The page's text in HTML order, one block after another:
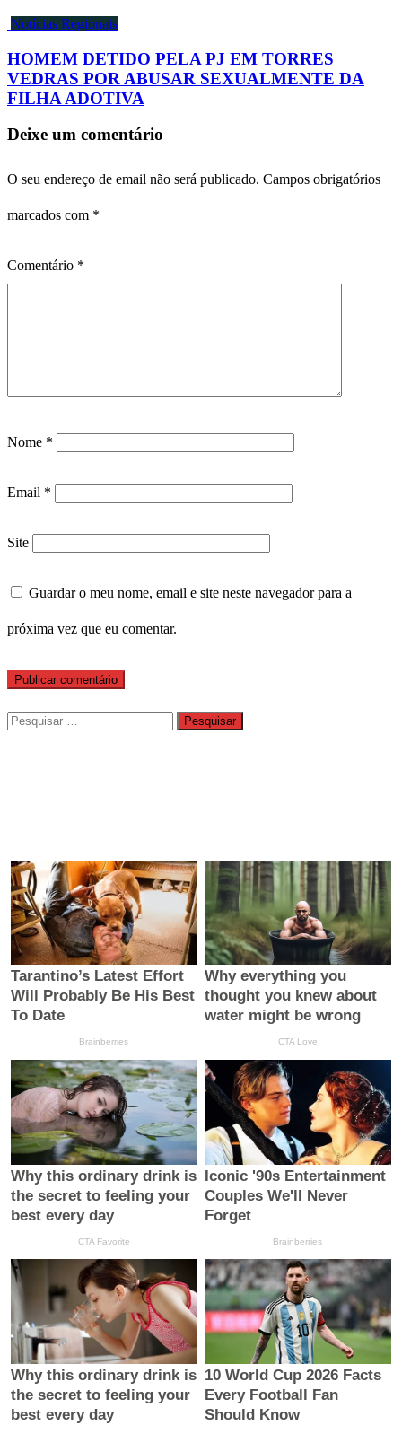
Notícias Regionais
HOMEM DETIDO PELA PJ EM TORRES
VEDRAS POR ABUSAR SEXUALMENTE DA
FILHA ADOTIVA
Deixe um comentário
O seu endereço de email não será publicado. Campos obrigatórios
marcados com *
Comentário *
Nome *
Email *
Site
Guardar o meu nome, email e site neste navegador para a
próxima vez que eu comentar.
Pesquisar
por: